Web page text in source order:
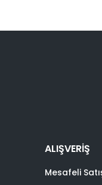
ALIŞVERİŞ
Mesafeli